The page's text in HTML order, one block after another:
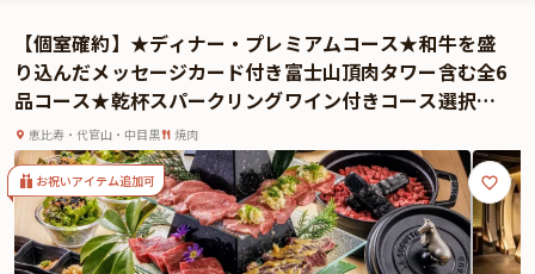
（特典のグラススパークリングワイン1杯はノンアルコールへ対応が可能）
お食事後は、クルーズ船「レディクリスタル」にて美しい夜景に彩られた東京
湾を巡るナイトクルーズをお楽しみください。船内では、スパークリングワイ
ン・白ワイン・赤ワイン・ビール・ウイスキー・カクテル数種類・ソフトドリ
ンクなど種類豊富なフリードリンクをご用意いたします。お好きなお飲み物を
片手に大切な方と優雅なひとときをお過ごしください。
尚、クルーズコースはページ上部写真に掲載されているコースマップの「Aコー
ス」をご覧ください。
※気象海象の状況によって運航コースが変わることがございます。（ページ上
【個室確約】★ディナー・プレミアムコース★和牛を盛
り込んだメッセージカード付き富士山頂肉タワー含む全6
品コース★乾杯スパークリングワイン付きコース選択可
★アニバーサリーや長寿祝いなどにお勧め！恵比寿の隠
れ家焼肉店で記念となる日を祝福
恵比寿・代官山・中目黒 焼肉
お祝いアイテム追加可